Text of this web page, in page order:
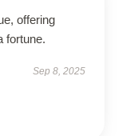
offering
fortune.
Sep 8, 2025